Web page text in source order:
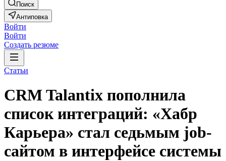
Поиск
Антиповка
Войти
Войти
Создать резюме
Статьи
CRM Talantix пополнила
список интеграций: «Хабр
Карьера» стал седьмым job-
сайтом в интерфейсе системы